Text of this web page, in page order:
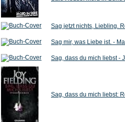
Sag jetzt nichts, Liebling.
Sag mir, was Liebe ist. -
Sag, dass du mich liebst -
Sag, dass du mich liebst: